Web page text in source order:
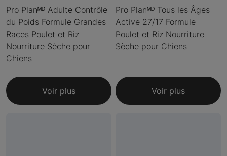
Pro Planᴹᴰ Adulte Contrôle
du Poids Formule Grandes
Races Poulet et Riz
Nourriture Sèche pour
Chiens
Voir plus
Pro Planᴹᴰ Tous les Âges
Active 27/17 Formule
Poulet et Riz Nourriture
Sèche pour Chiens
Voir plus